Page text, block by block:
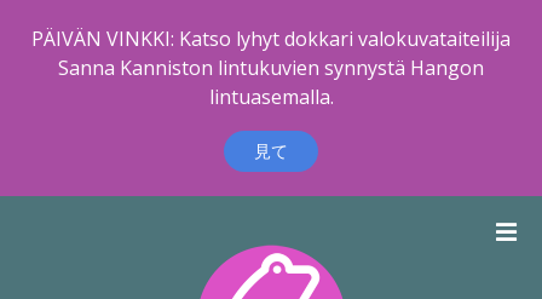
PÄIVÄN VINKKI: Katso lyhyt dokkari valokuvataiteilija
Sanna Kanniston lintukuvien synnystä Hangon
lintuasemalla.
見て